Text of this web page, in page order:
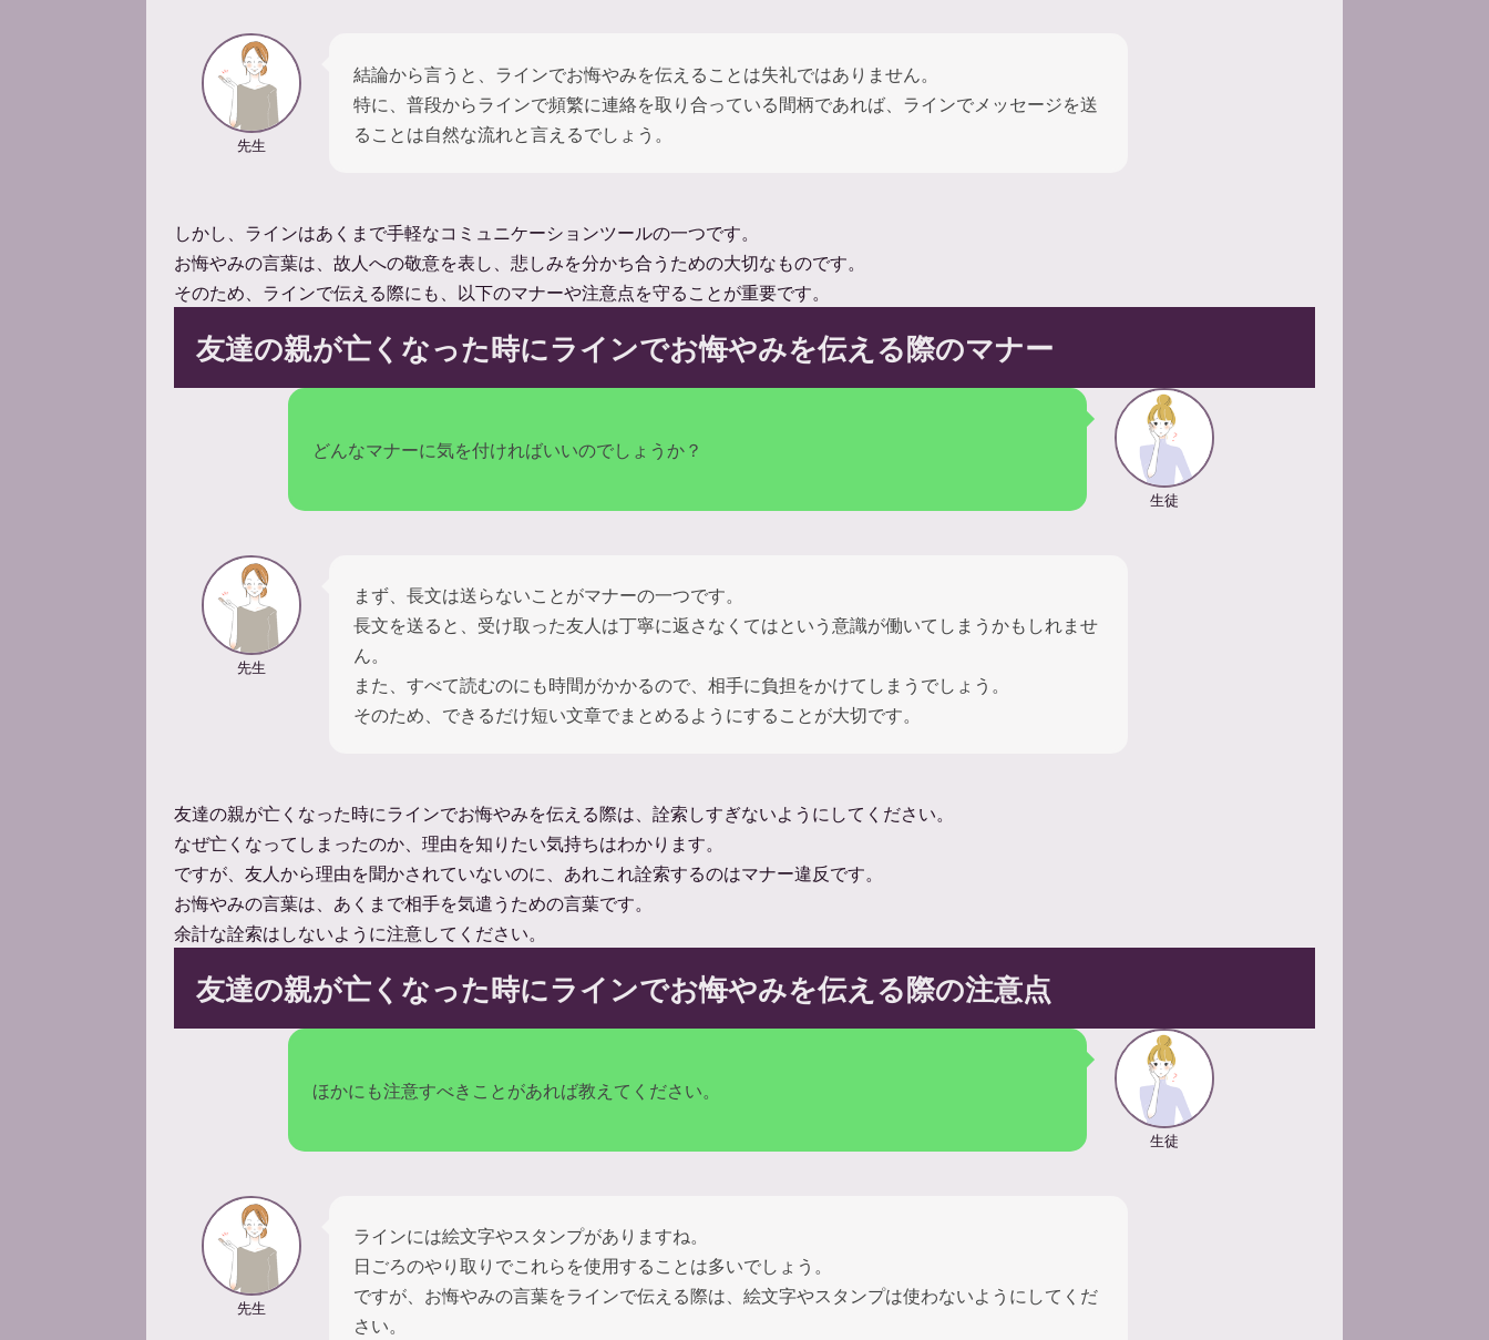
先生
結論から言うと、ラインでお悔やみを伝えることは失礼ではありません。
特に、普段からラインで頻繁に連絡を取り合っている間柄であれば、ラインでメッセージを送
ることは自然な流れと言えるでしょう。
しかし、ラインはあくまで手軽なコミュニケーションツールの一つです。
お悔やみの言葉は、故人への敬意を表し、悲しみを分かち合うための大切なものです。
そのため、ラインで伝える際にも、以下のマナーや注意点を守ることが重要です。
友達の親が亡くなった時にラインでお悔やみを伝える際のマナー
どんなマナーに気を付ければいいのでしょうか？
生徒
先生
まず、長文は送らないことがマナーの一つです。
長文を送ると、受け取った友人は丁寧に返さなくてはという意識が働いてしまうかもしれませ
ん。
また、すべて読むのにも時間がかかるので、相手に負担をかけてしまうでしょう。
そのため、できるだけ短い文章でまとめるようにすることが大切です。
友達の親が亡くなった時にラインでお悔やみを伝える際は、詮索しすぎないようにしてください。
なぜ亡くなってしまったのか、理由を知りたい気持ちはわかります。
ですが、友人から理由を聞かされていないのに、あれこれ詮索するのはマナー違反です。
お悔やみの言葉は、あくまで相手を気遣うための言葉です。
余計な詮索はしないように注意してください。
友達の親が亡くなった時にラインでお悔やみを伝える際の注意点
ほかにも注意すべきことがあれば教えてください。
生徒
先生
ラインには絵文字やスタンプがありますね。
日ごろのやり取りでこれらを使用することは多いでしょう。
ですが、お悔やみの言葉をラインで伝える際は、絵文字やスタンプは使わないようにしてくだ
さい。